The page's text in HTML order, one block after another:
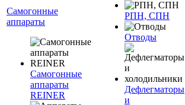
Самогонные
аппараты
Самогонные
аппараты
REINER
РПН, СПН
Отводы
Дефлегматоры
и